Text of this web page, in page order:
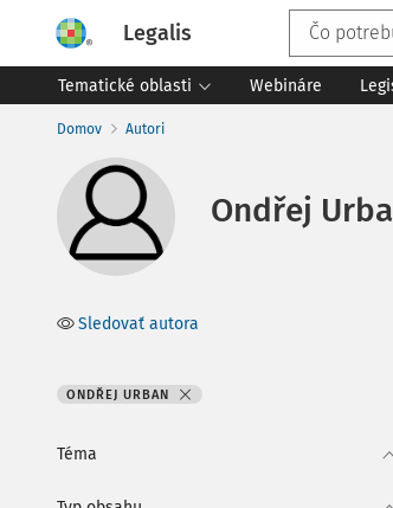
Legalis
Tematické oblasti Webináre
Domov Autori
Ondřej
Sledovať autora
ONDŘEJ URBAN
Téma